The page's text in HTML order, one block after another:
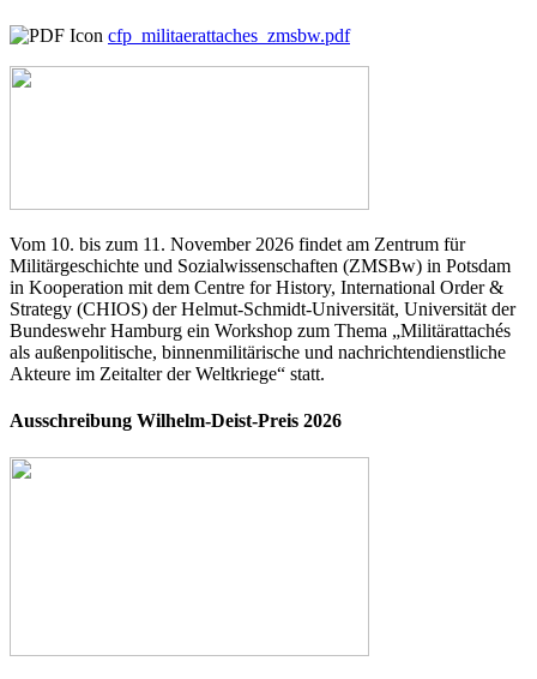
cfp_militaerattaches_zmsbw.pdf
Vom 10. bis zum 11. November 2026 findet am Zentrum für
Militärgeschichte und Sozialwissenschaften (ZMSBw) in Potsdam
in Kooperation mit dem Centre for History, International Order &
Strategy (CHIOS) der Helmut-Schmidt-Universität, Universität der
Bundeswehr Hamburg ein Workshop zum Thema „Militärattachés
als außenpolitische, binnenmilitärische und nachrichtendienstliche
Akteure im Zeitalter der Weltkriege“ statt.
Ausschreibung Wilhelm-Deist-Preis 2026